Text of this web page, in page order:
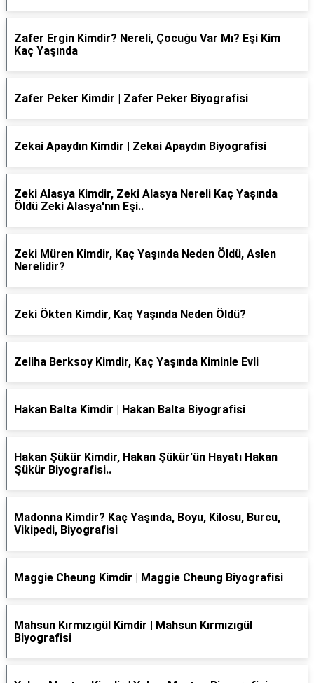
Zafer Ergin Kimdir? Nereli, Çocuğu Var Mı? Eşi Kim
Kaç Yaşında
Zafer Peker Kimdir | Zafer Peker Biyografisi
Zekai Apaydın Kimdir | Zekai Apaydın Biyografisi
Zeki Alasya Kimdir, Zeki Alasya Nereli Kaç Yaşında
Öldü Zeki Alasya'nın Eşi..
Zeki Müren Kimdir, Kaç Yaşında Neden Öldü, Aslen
Nerelidir?
Zeki Ökten Kimdir, Kaç Yaşında Neden Öldü?
Zeliha Berksoy Kimdir, Kaç Yaşında Kiminle Evli
Hakan Balta Kimdir | Hakan Balta Biyografisi
Hakan Şükür Kimdir, Hakan Şükür'ün Hayatı Hakan
Şükür Biyografisi..
Madonna Kimdir? Kaç Yaşında, Boyu, Kilosu, Burcu,
Vikipedi, Biyografisi
Maggie Cheung Kimdir | Maggie Cheung Biyografisi
Mahsun Kırmızıgül Kimdir | Mahsun Kırmızıgül
Biyografisi